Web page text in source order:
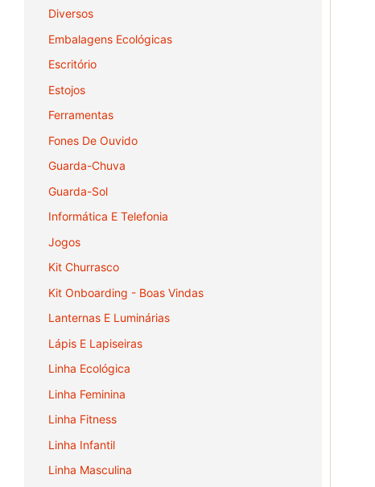
Diversos
Embalagens Ecológicas
Escritório
Estojos
Ferramentas
Fones De Ouvido
Guarda-Chuva
Guarda-Sol
Informática E Telefonia
Jogos
Kit Churrasco
Kit Onboarding - Boas Vindas
Lanternas E Luminárias
Lápis E Lapiseiras
Linha Ecológica
Linha Feminina
Linha Fitness
Linha Infantil
Linha Masculina